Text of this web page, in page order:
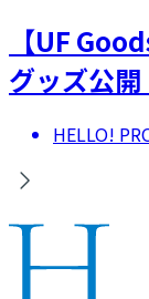
【UF
グッズ公開
HELLO!